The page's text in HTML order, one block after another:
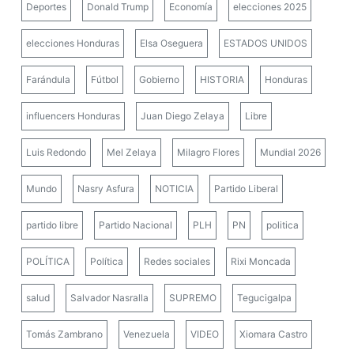
Deportes Donald Trump Economía elecciones 2025
elecciones Honduras Elsa Oseguera ESTADOS UNIDOS
Farándula Fútbol Gobierno HISTORIA Honduras
influencers Honduras Juan Diego Zelaya Libre
Luis Redondo Mel Zelaya Milagro Flores Mundial 2026
Mundo Nasry Asfura NOTICIA Partido Liberal
partido libre Partido Nacional PLH PN politica
POLÍTICA Política Redes sociales Rixi Moncada
salud Salvador Nasralla SUPREMO Tegucigalpa
Tomás Zambrano Venezuela VIDEO Xiomara Castro